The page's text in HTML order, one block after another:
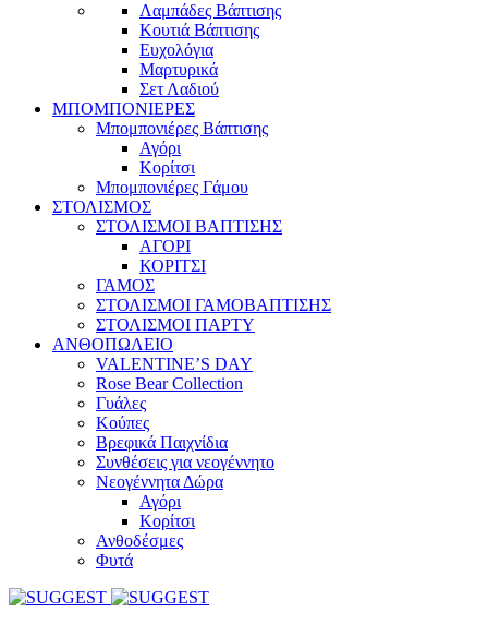
Λαμπάδες Βάπτισης
Κουτιά Βάπτισης
Ευχολόγια
Μαρτυρικά
Σετ Λαδιού
ΜΠΟΜΠΟΝΙΕΡΕΣ
Μπομπονιέρες Βάπτισης
Αγόρι
Κορίτσι
Μπομπονιέρες Γάμου
ΣΤΟΛΙΣΜΟΣ
ΣΤΟΛΙΣΜΟΙ ΒΑΠΤΙΣΗΣ
ΑΓΟΡΙ
ΚΟΡΙΤΣΙ
ΓΑΜΟΣ
ΣΤΟΛΙΣΜΟΙ ΓΑΜΟΒΑΠΤΙΣΗΣ
ΣΤΟΛΙΣΜΟΙ ΠΑΡΤΥ
ΑΝΘΟΠΩΛΕΙΟ
VALENTINE’S DAY
Rose Bear Collection
Γυάλες
Κούπες
Βρεφικά Παιχνίδια
Συνθέσεις για νεογέννητο
Νεογέννητα Δώρα
Αγόρι
Κορίτσι
Ανθοδέσμες
Φυτά